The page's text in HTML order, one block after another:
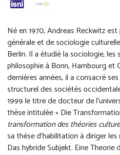
Né en 1970, Andreas Reckwitz
générale et de sociologie
Berlin. Il a étudié la sociologie,
philosophie à Bonn, Hambourg et
dernières années, il a consacré
structurel des sociétés
1999 le titre de docteur de
thèse intitulée « Die
transformation des théories
sa thèse d'habilitation à diriger
Das hybride Subjekt. Eine